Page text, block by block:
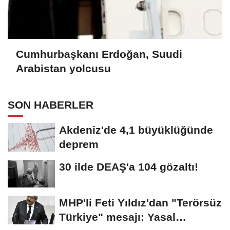
Cumhurbaşkanı Erdoğan, Suudi
Arabistan yolcusu
SON HABERLER
Akdeniz'de 4,1 büyüklüğünde
deprem
30 ilde DEAŞ'a 104 gözaltı!
MHP'li Feti Yıldız'dan "Terörsüz
Türkiye" mesajı: Yasal